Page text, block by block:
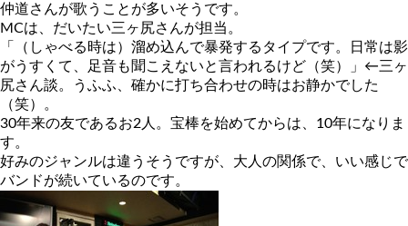
仲道さんが歌うことが多いそうです。
MCは、だいたい三ヶ尻さんが担当。
「（しゃべる時は）溜め込んで暴発するタイプです。日常は影
がうすくて、足音も聞こえないと言われるけど（笑）」←三ヶ
尻さん談。うふふ、確かに打ち合わせの時はお静かでした
（笑）。
30年来の友であるお2人。宝棒を始めてからは、10年になりま
す。
好みのジャンルは違うそうですが、大人の関係で、いい感じで
バンドが続いているのです。